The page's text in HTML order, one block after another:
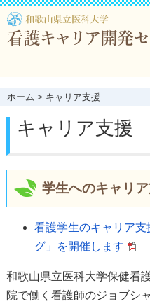
ホーム > キャリア支援
キャリア支援
学生へのキャリ
看護学生のキャリア
グ」を開催します
和歌山県立医科大学保健看
院で働く看護師のジョブシ